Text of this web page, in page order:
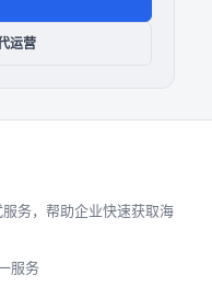
运营
务，帮助企业快速获取海
服务